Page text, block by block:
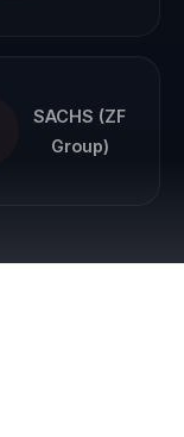
SACHS (ZF
Group)